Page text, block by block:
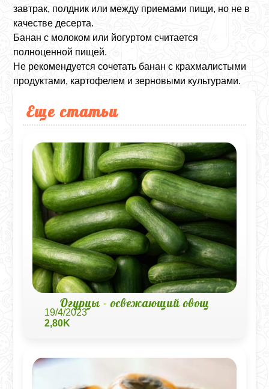
завтрак, полдник или между приемами пищи, но не в
качестве десерта.
Банан с молоком или йогуртом считается
полноценной пищей.
Не рекомендуется сочетать банан с крахмалистыми
продуктами, картофелем и зерновыми культурами.
Еще статьи
Огурцы - освежающий овощ
19/4/2023
2,80K